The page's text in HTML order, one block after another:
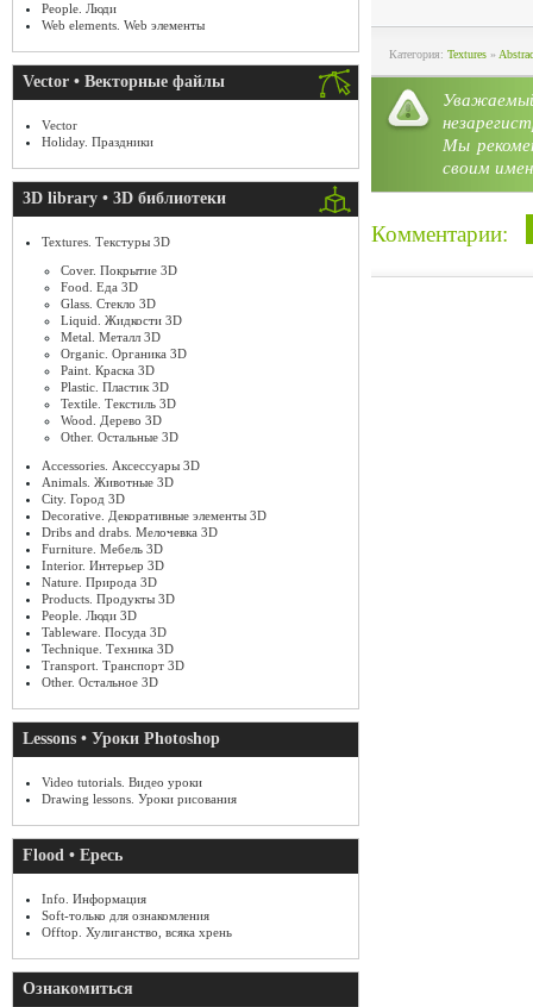
People. Люди
Web elements. Web элементы
Vector • Векторные файлы
Vector
Holiday. Праздники
3D library • 3D библиотеки
Textures. Текстуры 3D
Cover. Покрытие 3D
Food. Еда 3D
Glass. Стекло 3D
Liquid. Жидкости 3D
Metal. Металл 3D
Organic. Органика 3D
Paint. Краска 3D
Plastic. Пластик 3D
Textile. Текстиль 3D
Wood. Дерево 3D
Other. Остальные 3D
Accessories. Аксессуары 3D
Animals. Животные 3D
City. Город 3D
Decorative. Декоративные элементы 3D
Dribs and drabs. Мелочевка 3D
Furniture. Мебель 3D
Interior. Интерьер 3D
Nature. Природа 3D
Products. Продукты 3D
People. Люди 3D
Tableware. Посуда 3D
Technique. Техника 3D
Transport. Транспорт 3D
Other. Остальное 3D
Lessons • Уроки Photoshop
Video tutorials. Видео уроки
Drawing lessons. Уроки рисования
Flood • Ересь
Info. Информация
Soft-только для ознакомления
Offtop. Хулиганство, всяка хрень
Ознакомиться
Категория: Textures »
Мы
своим
Комментарии: